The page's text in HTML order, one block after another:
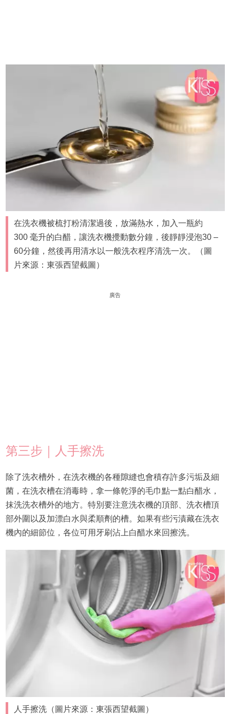
在洗衣機被梳打粉清潔過後，放滿熱水，加入一瓶約
300 毫升的白醋，讓洗衣機攪動數分鐘，後靜靜浸泡30 –
60分鐘，然後再用清水以一般洗衣程序清洗一次。（圖
片來源：東張西望截圖）
廣告
第三步｜人手擦洗
除了洗衣槽外，在洗衣機的各種隙縫也會積存許多污垢及細
菌，在洗衣槽在消毒時，拿一條乾淨的毛巾點一點白醋水，
抹洗洗衣槽外的地方。特別要注意洗衣機的頂部、洗衣槽頂
部外圍以及加漂白水與柔順劑的槽。如果有些污漬藏在洗衣
機內的細節位，各位可用牙刷沾上白醋水來回擦洗。
人手擦洗（圖片來源：東張西望截圖）